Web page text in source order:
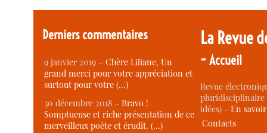
Derniers commentaires
9 janvier 2019 –Chère Liliane, Un
grand merci pour votre appréciation et
surtout pour votre (…)
30 décembre 2018 –Bravo !
Somptueuse et riche présentation de ce
merveilleux poète et érudit. (…)
La Revue
-Accueil
Revue
idées) -En
Contacts